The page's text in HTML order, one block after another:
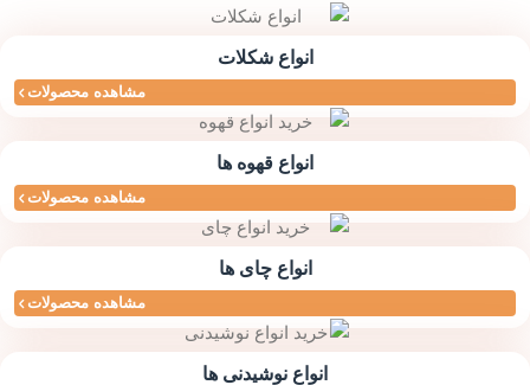
انواع شکلات
مشاهده محصولات
انواع قهوه ها
مشاهده محصولات
انواع چای ها
مشاهده محصولات
انواع نوشیدنی ها